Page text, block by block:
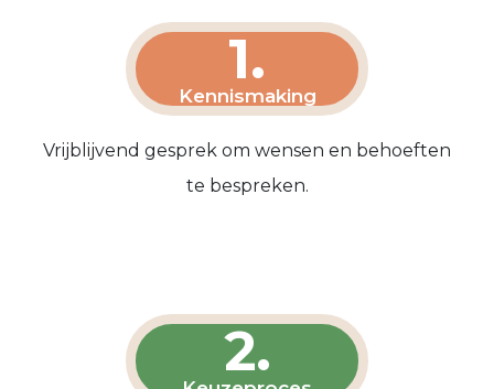
1.
Kennismaking
Vrijblijvend gesprek om wensen en behoeften
te bespreken.
2.